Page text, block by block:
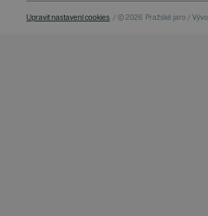
Upravit nastavení cookies / © 2026 Pražské jaro /